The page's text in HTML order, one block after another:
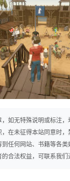
，如无特殊说明或标注，
在未征得本站同意时，
任何网站、书籍等各类
合法权益，可联系我们